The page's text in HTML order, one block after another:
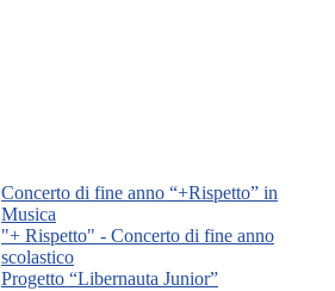
Concerto di fine anno “+Rispetto” in
Musica
"+ Rispetto" - Concerto di fine anno
scolastico
Progetto “Libernauta Junior”